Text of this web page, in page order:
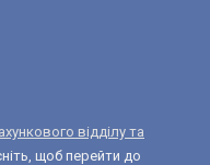
відділу та
щоб перейти до